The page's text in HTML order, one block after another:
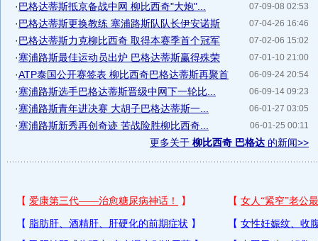
07-09-08 02:53
·巴格达蒂斯抵京备战中网 柳比西奇"大炮"...
07-04-26 16:46
·巴格达蒂斯更换教练 塞浦路斯队队长伊安诺斯
07-02-06 15:02
·巴格达蒂斯力克柳比西奇 取得本赛季首个冠军
07-01-10 21:00
·塞浦路斯最佳运动员出炉 巴格达蒂斯赢得殊荣
06-09-24 20:54
·ATP泰国公开赛签表 柳比西奇巴格达蒂斯再聚首
06-09-14 09:23
·塞浦路斯选手巴格达蒂斯晋级中网下一轮比...
06-01-27 03:05
·塞浦路斯青年进决赛 大胡子巴格达蒂斯一...
06-01-25 00:11
·塞浦路斯新秀再创奇迹 苦战险胜柳比西奇...
更多关于 柳比西奇 巴格达 的新闻>>